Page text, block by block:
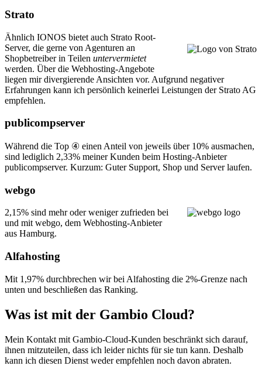
Strato
Ähnlich IONOS bietet auch Strato Root-
Server, die gerne von Agenturen an
Shopbetreiber in Teilen untervermietet
werden. Über die Webhosting-Angebote
liegen mir divergierende Ansichten vor. Aufgrund negativer
Erfahrungen kann ich persönlich keinerlei Leistungen der Strato AG
empfehlen.
publicompserver
Während die Top ④ einen Anteil von jeweils über 10% ausmachen,
sind lediglich 2,33% meiner Kunden beim Hosting-Anbieter
publicompserver. Kurzum: Guter Support, Shop und Server laufen.
webgo
2,15% sind mehr oder weniger zufrieden bei
und mit webgo, dem Webhosting-Anbieter
aus Hamburg.
Alfahosting
Mit 1,97% durchbrechen wir bei Alfahosting die 2%-Grenze nach
unten und beschließen das Ranking.
Was ist mit der Gambio Cloud?
Mein Kontakt mit Gambio-Cloud-Kunden beschränkt sich darauf,
ihnen mitzuteilen, dass ich leider nichts für sie tun kann. Deshalb
kann ich diesen Dienst weder empfehlen noch davon abraten.